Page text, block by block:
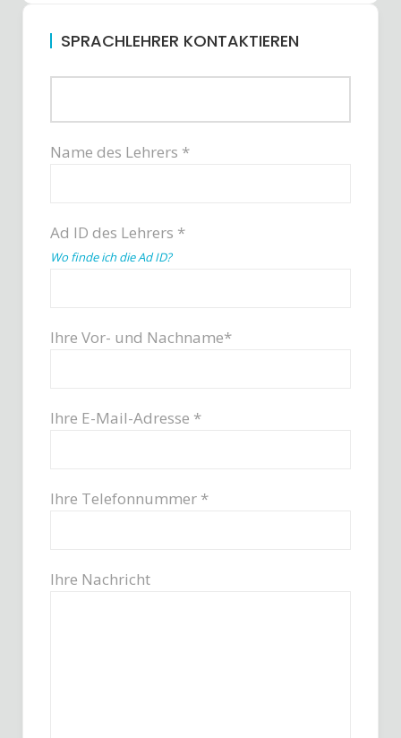
SPRACHLEHRER KONTAKTIEREN
Name des Lehrers *
Ad ID des Lehrers *
Wo finde ich die Ad ID?
Ihre Vor- und Nachname*
Ihre E-Mail-Adresse *
Ihre Telefonnummer *
Ihre Nachricht